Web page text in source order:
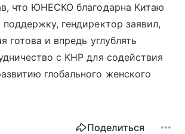
что ЮНЕСКО благодарна Китаю
гендиректор заявил,
готова и впредь углублять
с КНР для содействия
глобального женского
Поделиться